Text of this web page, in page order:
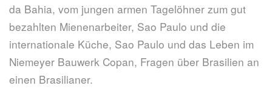
da Bahia, vom jungen armen Tagelöhner zum gut
bezahlten Mienenarbeiter, Sao Paulo und die
internationale Küche, Sao Paulo und das Leben im
Niemeyer Bauwerk Copan, Fragen über Brasilien an
einen Brasilianer.